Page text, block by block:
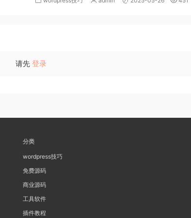
请先 登录
分类
wordpress技巧
免费源码
商业源码
工具软件
插件教程